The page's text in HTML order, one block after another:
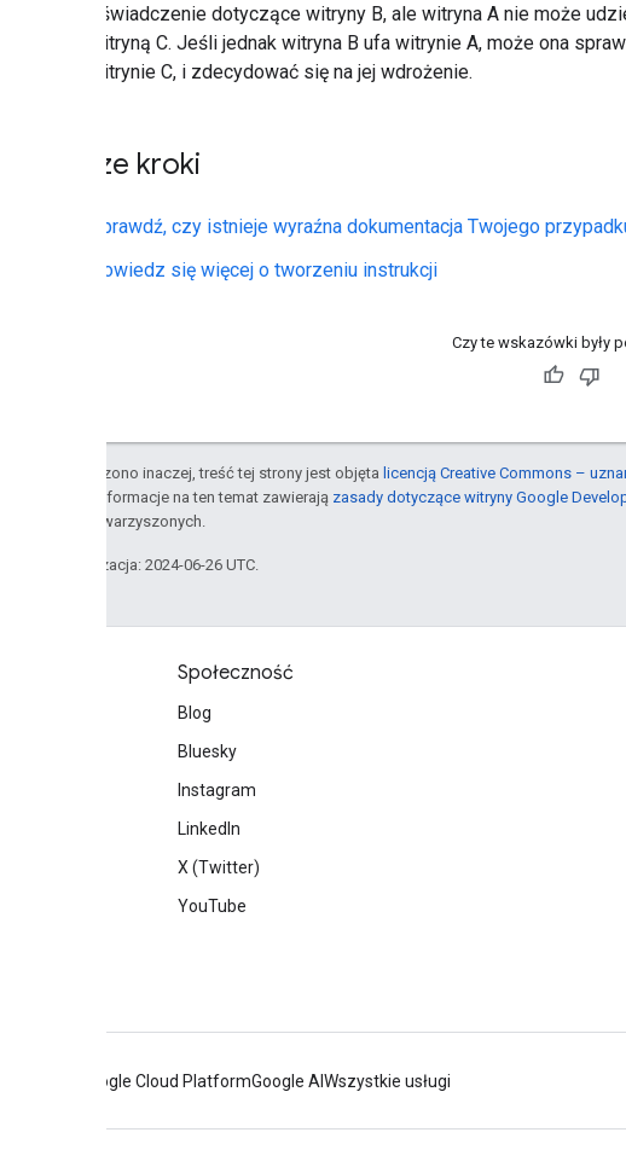
oświadczenie dotyczące witryny B, ale witryna A nie może
witryną C. Jeśli jednak witryna B ufa witrynie A, może ona
witrynie C, i zdecydować się na jej wdrożenie.
Dalsze kroki
Sprawdź, czy istnieje wyraźna dokumentacja Twojego
Dowiedz się więcej o tworzeniu instrukcji
Czy te wskazówki były
O ile nie stwierdzono inaczej, treść tej strony jest objęta licencją Creative Commons –
Szczegółowe informacje na ten temat zawierają zasady dotyczące witryny Google
podmiotów stowarzyszonych.
Ostatnia aktualizacja: 2024-06-26 UTC.
Społeczność
Blog
Bluesky
Instagram
LinkedIn
X (Twitter)
YouTube
Google Cloud PlatformGoogle AI Wszystkie usługi